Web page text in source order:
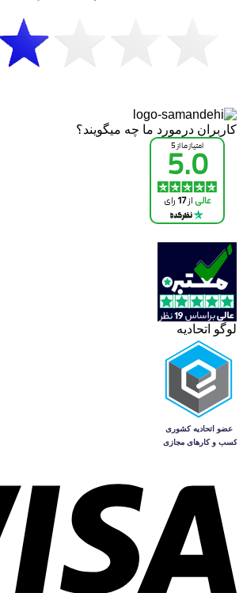
کاربران درمورد ما چه میگویند؟
لوگو اتحادیه